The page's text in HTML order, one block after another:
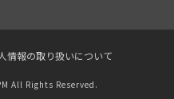
情報の取り扱いについて
All Rights Reserved.